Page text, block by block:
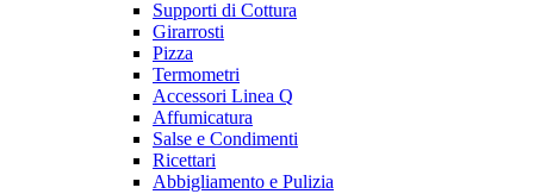
Supporti di Cottura
Girarrosti
Pizza
Termometri
Accessori Linea Q
Affumicatura
Salse e Condimenti
Ricettari
Abbigliamento e Pulizia